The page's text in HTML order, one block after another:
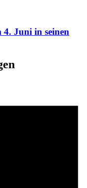
Juni in seinen